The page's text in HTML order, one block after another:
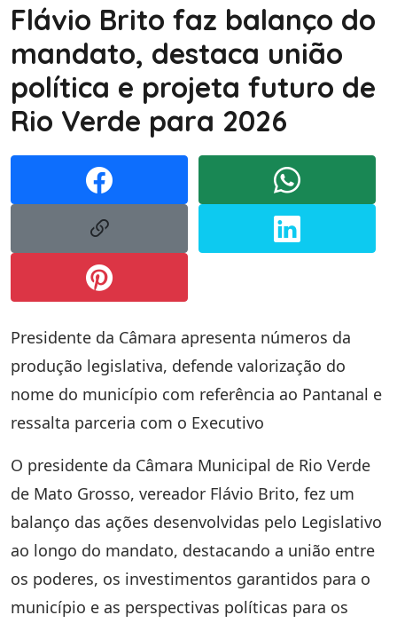
Flávio Brito faz balanço do
mandato, destaca união
política e projeta futuro de
Rio Verde para 2026
Presidente da Câmara apresenta números da
produção legislativa, defende valorização do
nome do município com referência ao Pantanal e
ressalta parceria com o Executivo
O presidente da Câmara Municipal de Rio Verde
de Mato Grosso, vereador Flávio Brito, fez um
balanço das ações desenvolvidas pelo Legislativo
ao longo do mandato, destacando a união entre
os poderes, os investimentos garantidos para o
município e as perspectivas políticas para os